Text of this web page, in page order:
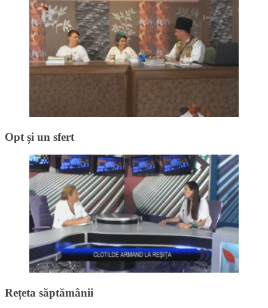
Opt și un sfert
Rețeta săptămânii